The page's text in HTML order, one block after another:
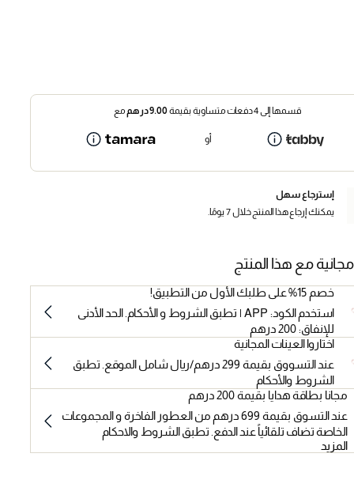
قسمها إلى 4 دفعات متساوية بقيمة 9.00درهممع
أو
إسترجاع سهل
يمكنك إرجاع هذا المنتج خلال 7 يومًا.
مع هذا المنتج
خصم 15% على طلبك الأول من التطبيق!
استخدم الكود: APP | تطبق الشروط و الأحكام. الحد الأدنى
للإنفاق: 200 درهم
اختاروا العينات المجانية
عند التسووق بقيمة 299 درهم/ريال شامل الموقع. تطبق
الشروط والأحكام
مجانا بطاقة هدايا بقيمة 200 درهم
عند التسوق بقيمة 699 درهم من العطور الفاخرة و المجموعات
الخاصة تضاف تلقائياً عند الدفع. تطبق الشروط والاحكام
المزيد